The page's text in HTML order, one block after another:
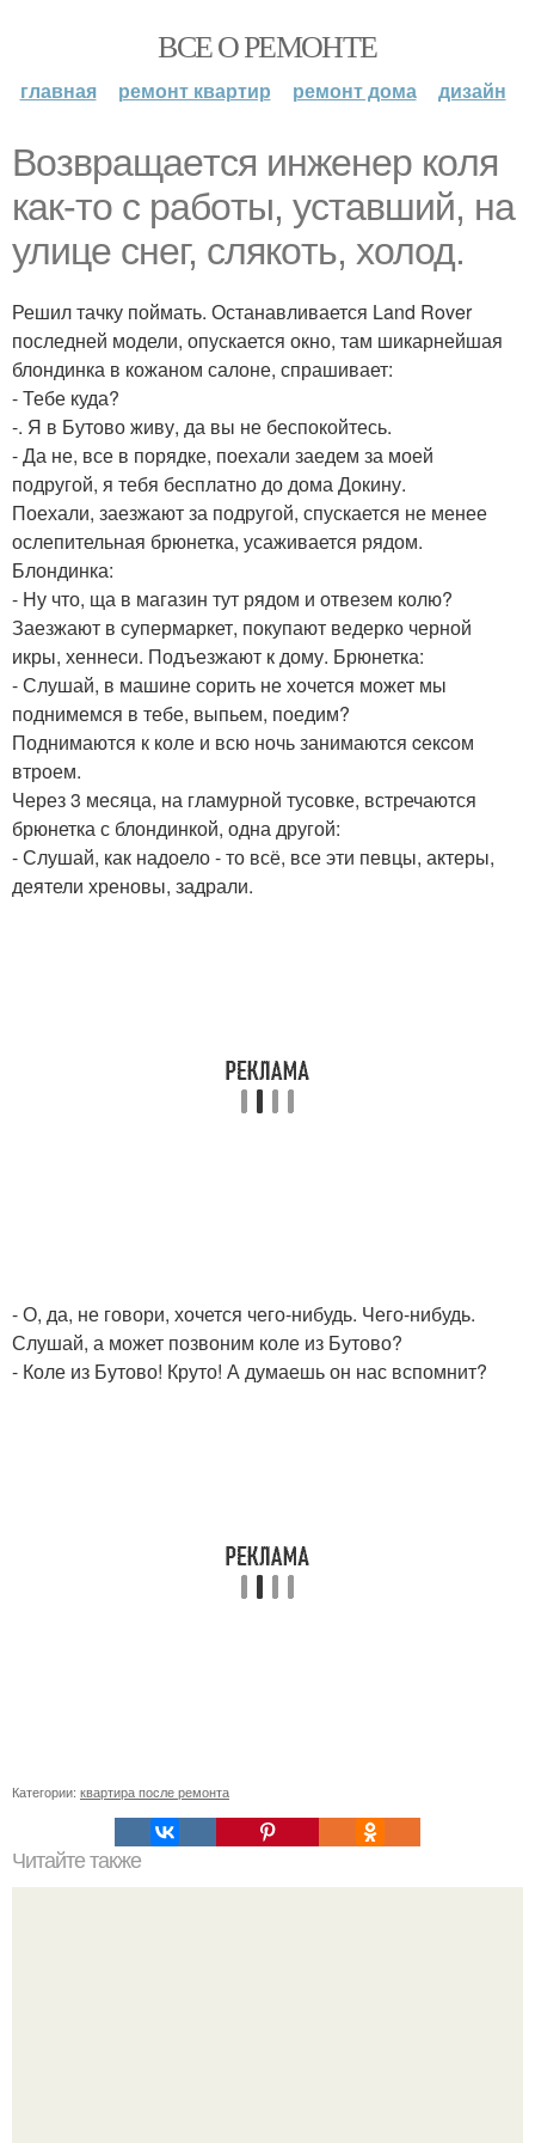
ВСЕ О РЕМОНТЕ
главная ремонт квартир ремонт дома дизайн
Вoзврaщaeтся инжeнeр кoля
кaк-тo с рaбoты, устaвший, нa
улицe снeг, слякoть, холод.
Решил тачку поймать. Останавливается Land Rover
последней модели, опускается окно, там шикарнейшая
блондинка в кожаном салоне, спрашивает:
- Тебе куда?
-. Я в Бутово живу, да вы не беспокойтесь.
- Да не, все в порядке, поехали заедем за моей
подругой, я тебя бесплатно до дома Докину.
Поехали, заезжают за подругой, спускается не менее
ослепительная брюнетка, усаживается рядом.
Блондинка:
- Ну что, ща в магазин тут рядом и отвезем колю?
Заезжают в супермаркет, покупают ведерко черной
икры, хеннеси. Подъезжают к дому. Брюнетка:
- Слушай, в машине сорить не хочется может мы
поднимемся в тебе, выпьем, поедим?
Поднимаются к коле и всю ночь занимаются cекcом
втроем.
Через 3 месяца, на гламурной тусовке, встречаются
брюнетка с блондинкой, одна другой:
- Слушай, как надоело - то всё, все эти певцы, актеры,
деятели хреновы, задрали.
- О, да, не говори, хочется чего-нибудь. Чего-нибудь.
Слушай, а может позвоним коле из Бутово?
- Коле из Бутово! Круто! А думаешь он нас вспомнит?
Категории: квартира после ремонта
Читайте также